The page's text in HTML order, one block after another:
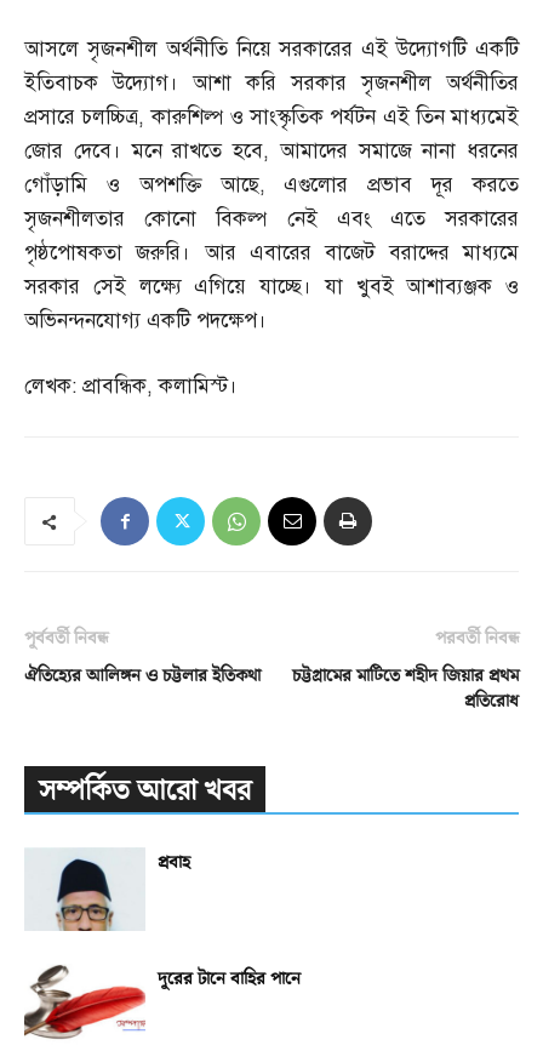
আসলে সৃজনশীল অর্থনীতি নিয়ে সরকারের এই উদ্যোগটি একটি
ইতিবাচক উদ্যোগ। আশা করি সরকার সৃজনশীল অর্থনীতির
প্রসারে চলচ্চিত্র,কারুশিল্প ও সাংস্কৃতিক পর্যটন এই তিন মাধ্যমেই
জোর দেবে। মনে রাখতে হবে,আমাদের সমাজে নানা ধরনের
গোঁড়ামি ও অপশক্তি আছে,এগুলোর প্রভাব দূর করতে
সৃজনশীলতার কোনো বিকল্প নেই এবং এতে সরকারের
পৃষ্ঠপোষকতা জরুরি। আর এবারের বাজেট বরাদ্দের মাধ্যমে
সরকার সেই লক্ষ্যে এগিয়ে যাচ্ছে। যা খুবই আশাব্যঞ্জক ও
অভিনন্দনযোগ্য একটি পদক্ষেপ।
লেখক: প্রাবন্ধিক,কলামিস্ট।
পূর্ববর্তী নিবন্ধ
ঐতিহ্যের আলিঙ্গন ও চট্টলার ইতিকথা
পরবর্তী নিবন্ধ
চট্টগ্রামের মাটিতে শহীদ জিয়ার প্রথম
প্রতিরোধ
সম্পর্কিত আরো খবর
প্রবাহ
দূরের টানে বাহির পানে